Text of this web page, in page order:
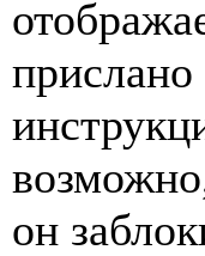
он